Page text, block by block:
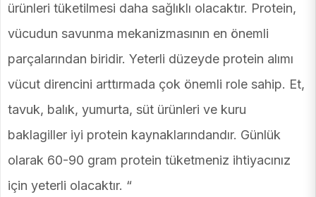
ürünleri tüketilmesi daha sağlıklı olacaktır. Protein,
vücudun savunma mekanizmasının en önemli
parçalarından biridir. Yeterli düzeyde protein alımı
vücut direncini arttırmada çok önemli role sahip. Et,
tavuk, balık, yumurta, süt ürünleri ve kuru
baklagiller iyi protein kaynaklarındandır. Günlük
olarak 60-90 gram protein tüketmeniz ihtiyacınız
için yeterli olacaktır. “